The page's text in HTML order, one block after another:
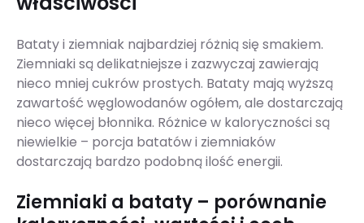
Bataty i ziemniak najbardziej różnią się smakiem.
Ziemniaki są delikatniejsze i zazwyczaj zawierają
nieco mniej cukrów prostych. Bataty mają wyższą
zawartość węglowodanów ogółem, ale dostarczają
nieco więcej błonnika. Różnice w kaloryczności są
niewielkie – porcja batatów i ziemniaków
dostarczają bardzo podobną ilość energii.
Ziemniaki a bataty – porównanie